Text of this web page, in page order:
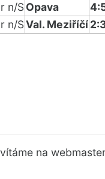
n/SOpava
n/SVal. Meziříčí
na webmaster